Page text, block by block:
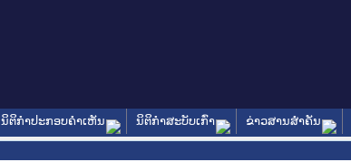
ນິຕິກໍາປະກອບຄໍາເຫັນ ນິຕິກໍາສະບັບເກົ່າ ຂ່າວສານສໍາຄັນ